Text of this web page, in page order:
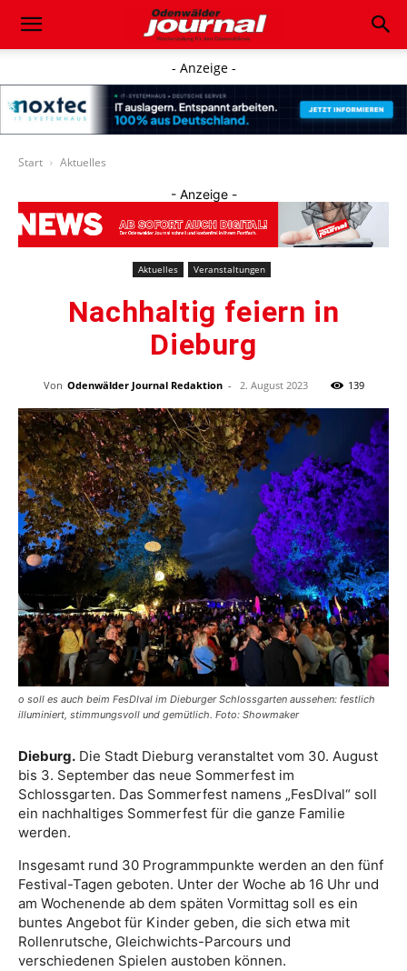
- Anzeige -
Start Aktuelles
- Anzeige -
Aktuelles Veranstaltungen
Nachhaltig feiern in
Dieburg
Von Odenwälder Journal Redaktion - 2. August 2023 139
o soll es auch beim FesDIval im Dieburger Schlossgarten aussehen: festlich
illuminiert, stimmungsvoll und gemütlich. Foto: Showmaker
Dieburg. Die Stadt Dieburg veranstaltet vom 30. August
bis 3. September das neue Sommerfest im
Schlossgarten. Das Sommerfest namens „FesDIval“ soll
ein nachhaltiges Sommerfest für die ganze Familie
werden.
Insgesamt rund 30 Programmpunkte werden an den fünf
Festival-Tagen geboten. Unter der Woche ab 16 Uhr und
am Wochenende ab dem späten Vormittag soll es ein
buntes Angebot für Kinder geben, die sich etwa mit
Rollenrutsche, Gleichwichts-Parcours und
verschiedenen Spielen austoben können.